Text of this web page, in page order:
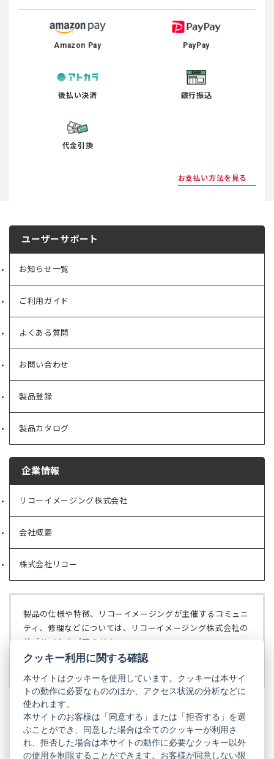
Amazon Pay PayPay
後払い決済 銀行振込
代金引換
お支払い方法を見る
ユーザーサポート
お知らせ一覧
ご利用ガイド
よくある質問
お問い合わせ
製品登録
製品カタログ
企業情報
リコーイメージング株式会社
（新
タ
ブ
で
開
く）
会社概要
（新
タ
ブ
で
く）
株式会社リコー
（新
ブ
で
開
製品の仕様や特徴、リコーイメージングが主催するコミュニ
ティ、修理などについては、リコーイメージング株式会社の
公式サイトをご覧ください。
リコーイメージング株式会社の公式サイト
（新
し
い
タ
ブ
で
開
く）
PENTAX
PENTAX
PENTAX
PENTAX
PENTAX PENTAX
クッキー利用に関する確認
本サイトはクッキーを使用しています。クッキーは本サイ
トの動作に必要なもののほか、アクセス状況の分析などに
使われます。
本サイトのお客様は「同意する」または「拒否する」を選
ぶことができ、同意した場合は全てのクッキーが利用さ
れ、拒否した場合は本サイトの動作に必要なクッキー以外
の使用を制限することができます。お客様が同意しない限